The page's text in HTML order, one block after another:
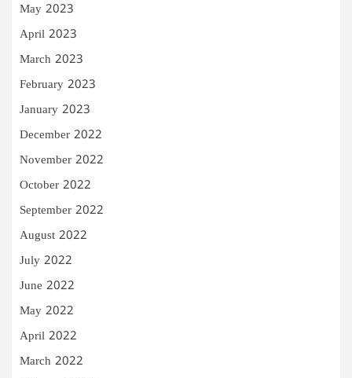
May 2023
April 2023
March 2023
February 2023
January 2023
December 2022
November 2022
October 2022
September 2022
August 2022
July 2022
June 2022
May 2022
April 2022
March 2022